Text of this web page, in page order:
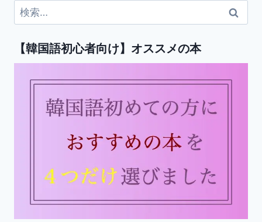
検
索:
【韓国語初心者向け】オススメの本